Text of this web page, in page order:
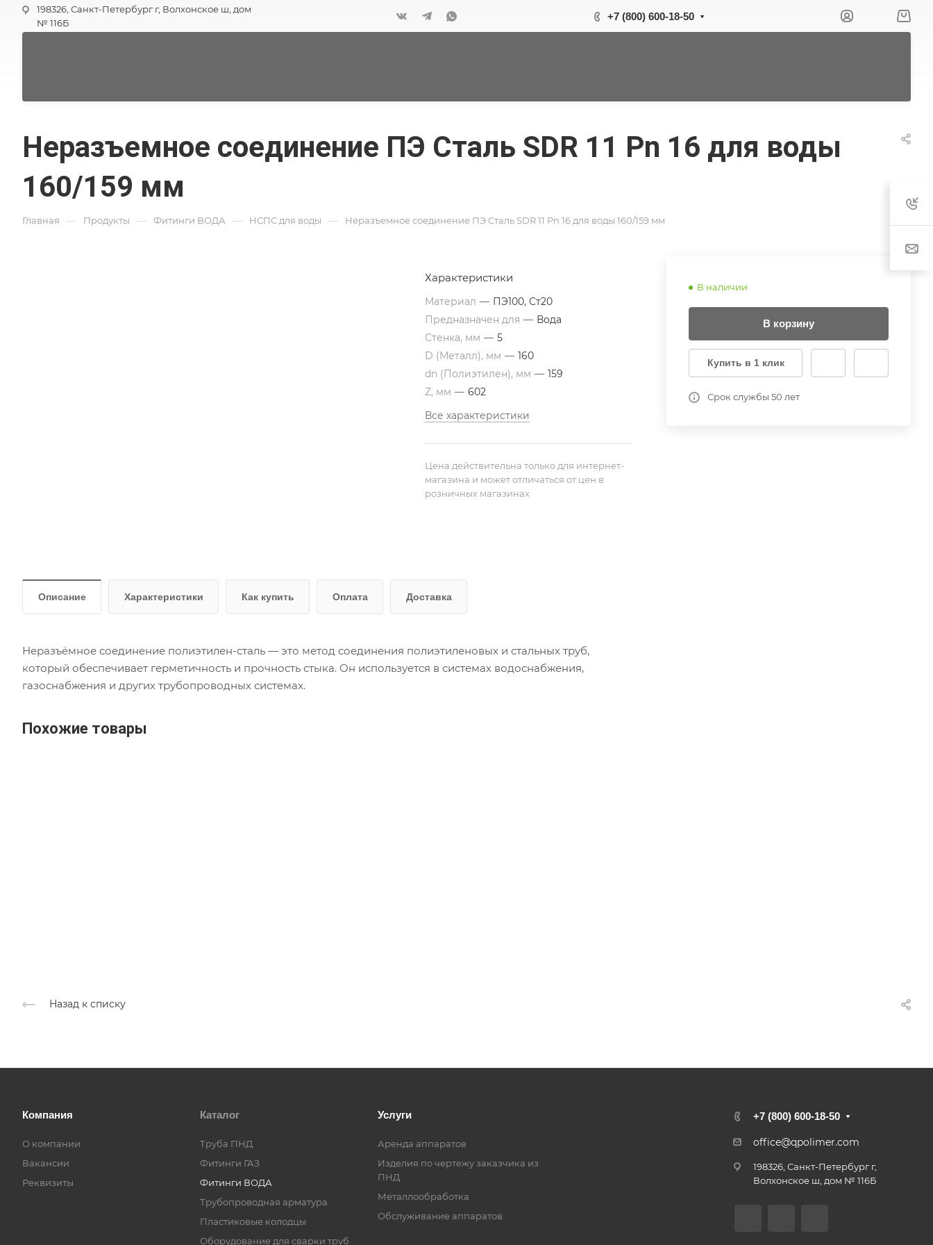
198326, Санкт-Петербург г, Волхонское ш, дом
№ 116Б
+7 (800) 600-18-50
Неразъемное соединение ПЭ Сталь SDR 11 Pn 16 для воды
160/159 мм
Главная — Продукты — Фитинги ВОДА — НСПС для воды — Неразъемное соединение ПЭ Сталь SDR 11 Pn 16 для воды 160/159 мм
В наличии
В корзину
Купить в 1 клик
Срок службы 50 лет
Характеристики
Материал — ПЭ100, Ст20
Предназначен для — Вода
Стенка, мм — 5
D (Металл), мм — 160
dn (Полиэтилен), мм — 159
Z, мм — 602
Все характеристики
Цена действительна только для интернет-
магазина и может отличаться от цен в
розничных магазинах
Описание Характеристики Как купить Оплата Доставка
Неразъёмное соединение полиэтилен-сталь — это метод соединения полиэтиленовых и стальных труб,
который обеспечивает герметичность и прочность стыка. Он используется в системах водоснабжения,
газоснабжения и других трубопроводных системах.
Похожие товары
Назад к списку
Компания
О компании
Вакансии
Реквизиты
Каталог
Труба ПНД
Фитинги ГАЗ
Фитинги ВОДА
Трубопроводная арматура
Пластиковые колодцы
Оборудование для сварки труб
Услуги
Аренда аппаратов
Изделия по чертежу заказчика из
ПНД
Металлообработка
Обслуживание аппаратов
+7 (800) 600-18-50
office@qpolimer.com
198326, Санкт-Петербург г,
Волхонское ш, дом № 116Б